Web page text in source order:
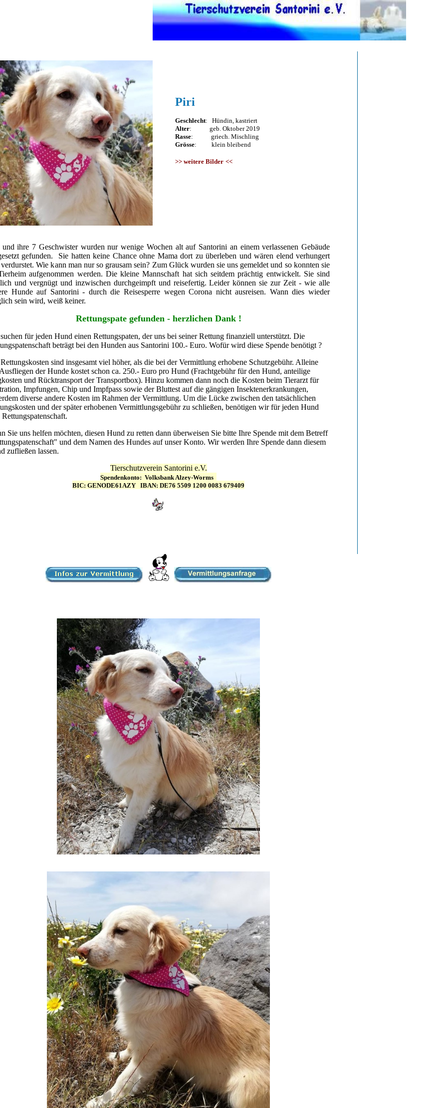
Piri
Geschlecht: Hündin, kastriert
Alter: geb. Oktober 2019
Rasse: griech. Mischling
Grösse: klein bleibend
>> weitere Bilder <<
und ihre 7 Geschwister wurden nur wenige Wochen alt auf Santorini an einem verlassenen Gebäude
gefunden. Sie hatten keine Chance ohne Mama dort zu überleben und wären elend verhungert
Wie kann man nur so grausam sein? Zum Glück wurden sie uns gemeldet und so konnten sie
aufgenommen werden. Die kleine Mannschaft hat sich seitdem prächtig entwickelt. Sie sind
und vergnügt und inzwischen durchgeimpft und reisefertig. Leider können sie zur Zeit - wie alle
Hunde auf Santorini - durch die Reisesperre wegen Corona nicht ausreisen. Wann dies wieder
sein wird, weiß keiner.
Rettungspate gefunden - herzlichen Dank !
für jeden Hund einen Rettungspaten, der uns bei seiner Rettung finanziell unterstützt. Die
beträgt bei den Hunden aus Santorini 100.- Euro. Wofür wird diese Spende benötigt ?
sind insgesamt viel höher, als die bei der Vermittlung erhobene Schutzgebühr. Alleine
der Hunde kostet schon ca. 250.- Euro pro Hund (Frachtgebühr für den Hund, anteilige
und Rücktransport der Transportbox). Hinzu kommen dann noch die Kosten beim Tierarzt für
Impfungen, Chip und Impfpass sowie der Bluttest auf die gängigen Insektenerkrankungen,
diverse andere Kosten im Rahmen der Vermittlung. Um die Lücke zwischen den tatsächlichen
und der später erhobenen Vermittlungsgebühr zu schließen, benötigen wir für jeden Hund
Rettungspatenschaft.
Sie uns helfen möchten, diesen Hund zu retten dann überweisen Sie bitte Ihre Spende mit dem Betreff
und dem Namen des Hundes auf unser Konto. Wir werden Ihre Spende dann diesem
zufließen lassen.
Tierschutzverein Santorini e.V.
Spendenkonto: Volksbank Alzey-Worms
BIC: GENODE61AZY IBAN: DE76 5509 1200 0083 679409